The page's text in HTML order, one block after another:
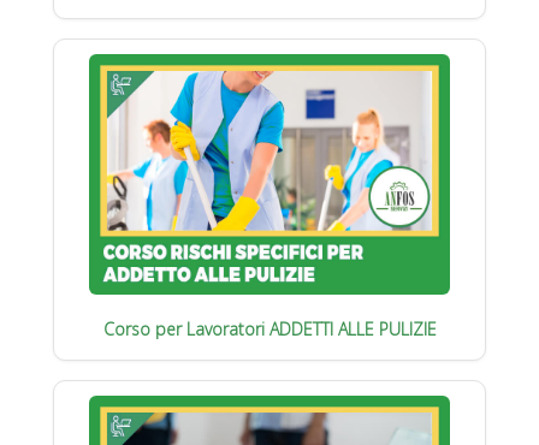
Corso per Lavoratori ADDETTI ALLE PULIZIE